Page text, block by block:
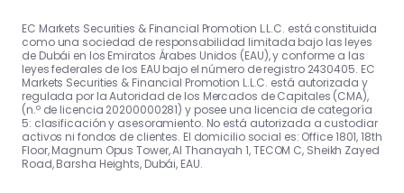
EC Markets Securities & Financial Promotion L.L.C. está constituida
como una sociedad de responsabilidad limitada bajo las leyes
de Dubái en los Emiratos Árabes Unidos (EAU), y conforme a las
leyes federales de los EAU bajo el número de registro 2430405. EC
Markets Securities & Financial Promotion L.L.C. está autorizada y
regulada por la Autoridad de los Mercados de Capitales (CMA),
(n.º de licencia 20200000281) y posee una licencia de categoría
5: clasificación y asesoramiento. No está autorizada a custodiar
activos ni fondos de clientes. El domicilio social es: Office 1801, 18th
Floor, Magnum Opus Tower, Al Thanayah 1, TECOM C, Sheikh Zayed
Road, Barsha Heights, Dubái, EAU.